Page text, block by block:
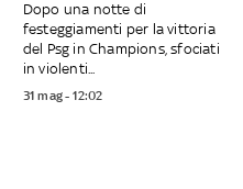
Dopo una notte di
festeggiamenti per la vittoria
del Psg in Champions, sfociati
in violenti...
31 mag - 12:02